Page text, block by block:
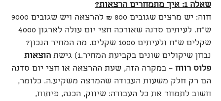
שאלה 1: איך מתמחרים הרצאות
?
חוה: יש מרצים שגובים 800 ₪ להרצאה ויש שגובים 9000
ש"ח. לעיתים סדנה שאורכה חצי יום עולה לארגון 4000
שקלים ש"ח ולעיתים 1000 שקלים. מה המחיר הנכון?
נבחן שיקולים שונים בקביעת המחיר.1) גישת
הוצאות
פלוס רווח – במקרה הזה, שעת ההרצאה או חצי יום סדנה
הם רק חלק משעות העבודה שהמרצה משקיע.ה. כלומר,
חשוב לתמחר את כל העבודה: שיווק, הכנה, פיתוח,